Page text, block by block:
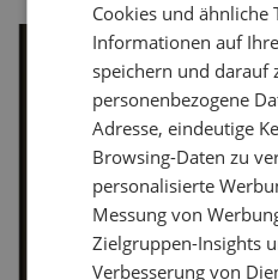
Cookies und ähnliche
Informationen auf
speichern und darauf
personenbezogene
Adresse, eindeutige
Browsing-Daten zu
personalisierte
Messung von
Zielgruppen-Insights
Verbesserung von